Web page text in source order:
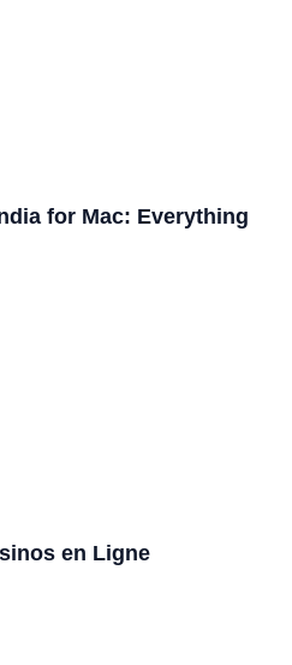
for Mac: Everything
en Ligne